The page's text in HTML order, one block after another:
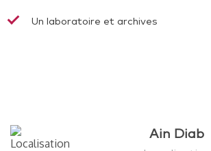
Un laboratoire et archives
Ain Diab